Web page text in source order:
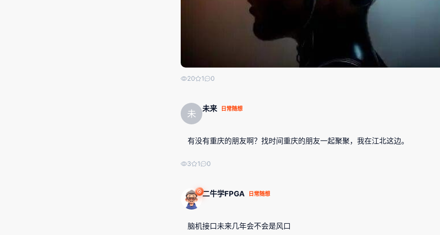
20 1 0
未 未来 日常随想
有没有重庆的朋友啊？找时间重庆的朋友一起聚聚，我在江北这边。
3 1 0
二牛学FPGA 日常随想
脑机接口未来几年会不会是风口